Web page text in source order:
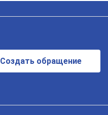
Создать обращение